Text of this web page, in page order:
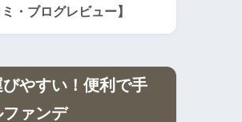
ミ・ブログレビュー】
やすい！便利で手
ァンデ